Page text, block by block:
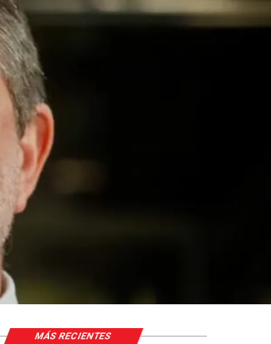
MÁS RECIENTES